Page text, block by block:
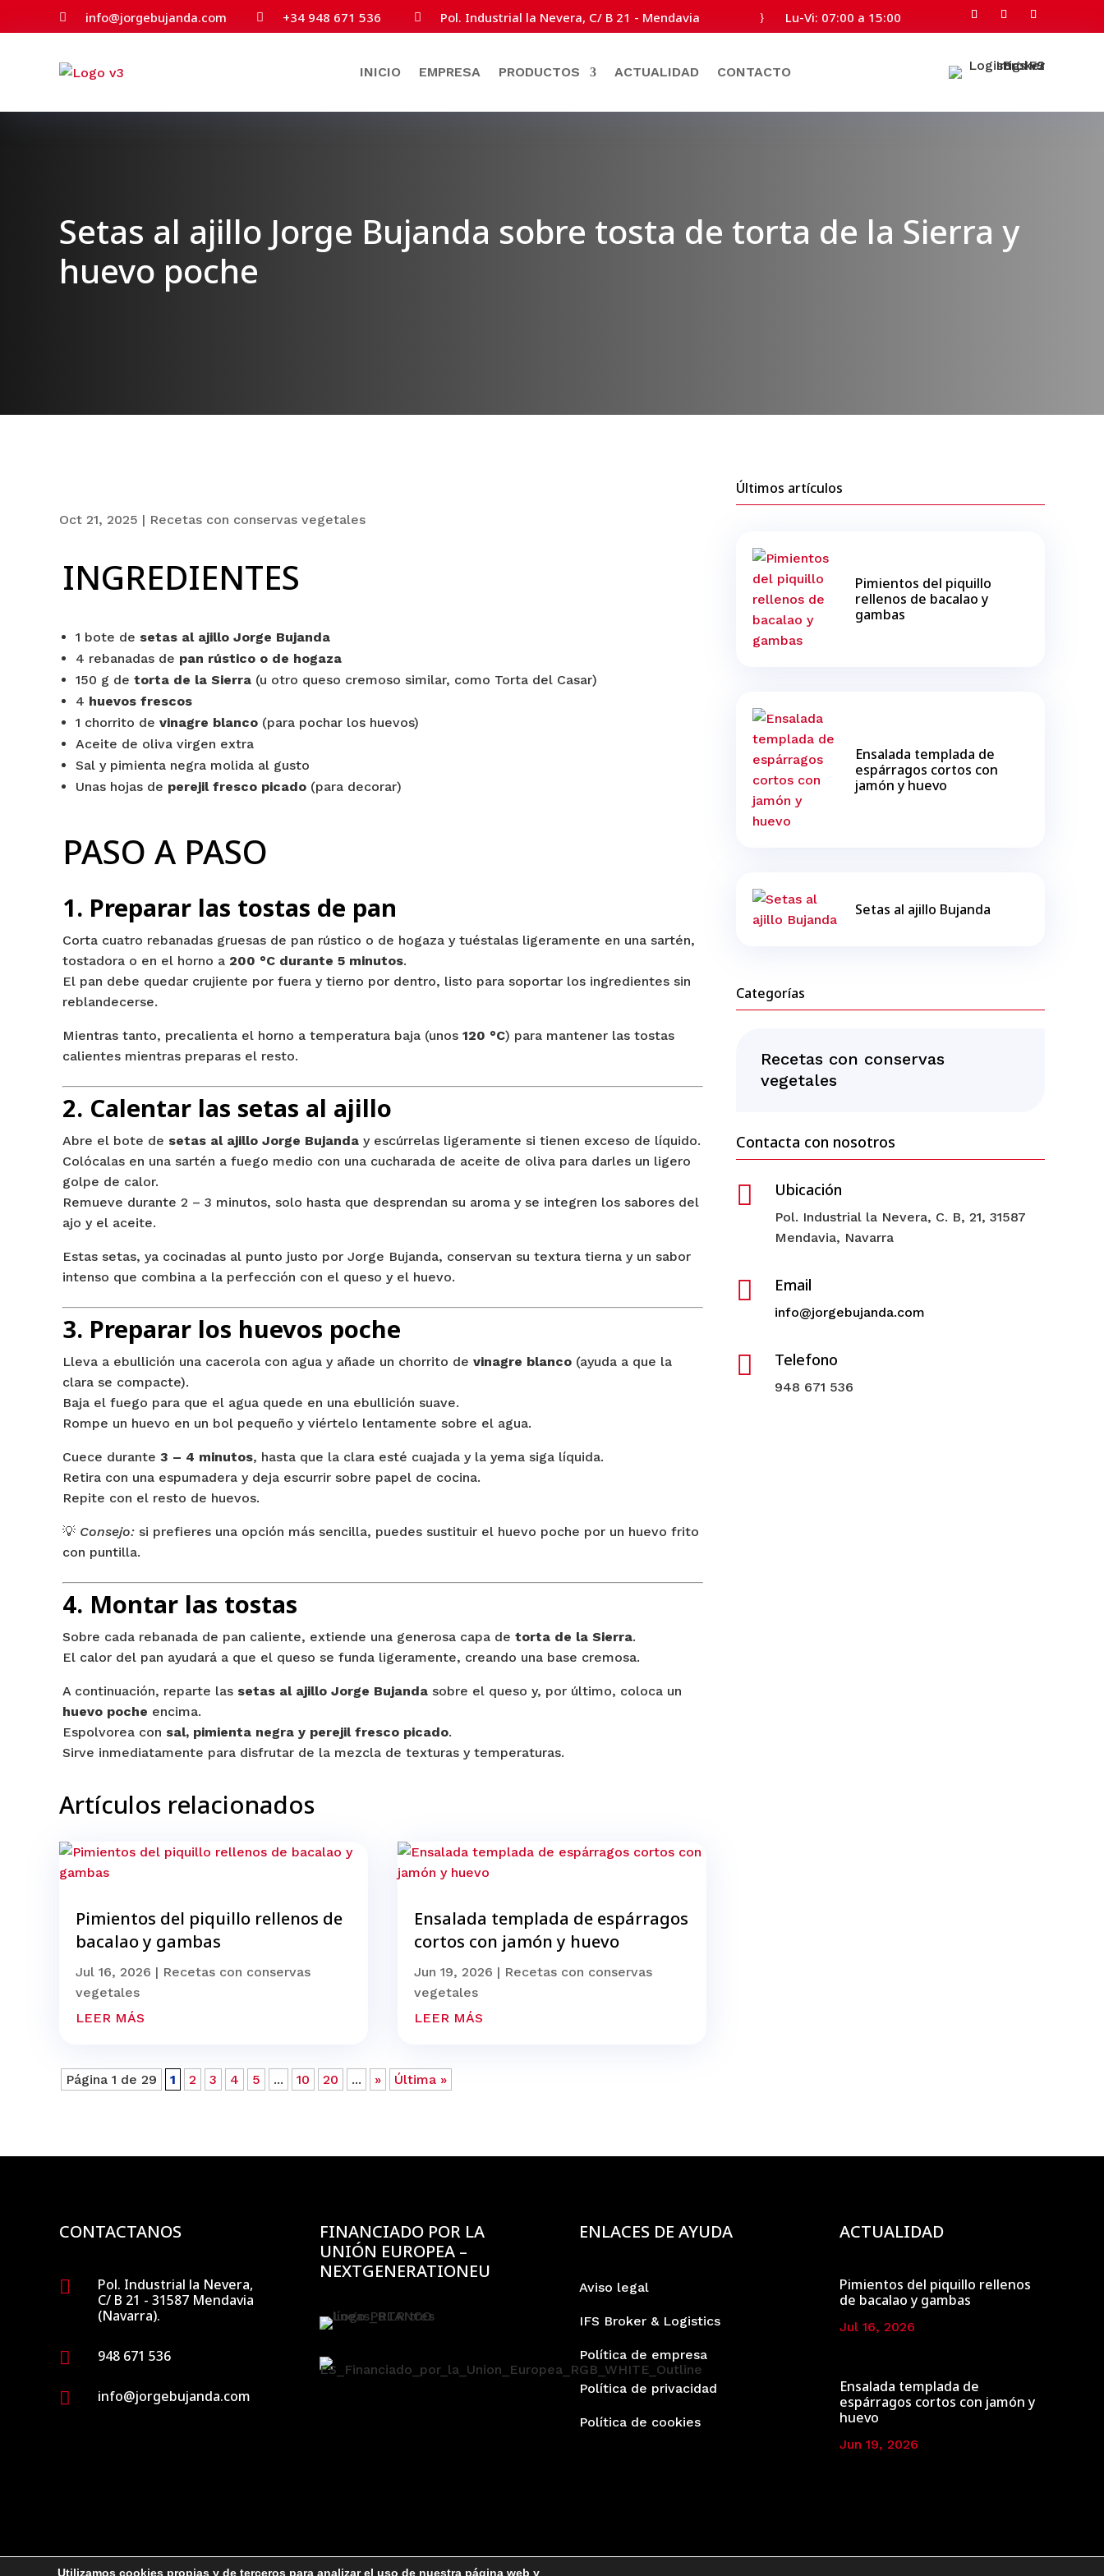
 info@jorgebujanda.com  +34 948 671 536  Pol. Industrial la Nevera, C/ B 21 - Mendavia } Lu-Vi: 07:00 a 15:00
INICIO EMPRESA PRODUCTOS ACTUALIDAD CONTACTO
Setas al ajillo Jorge Bujanda sobre tosta de torta de la Sierra y
huevo poche
Oct 21, 2025 | Recetas con conservas vegetales
INGREDIENTES
1 bote de setas al ajillo Jorge Bujanda
4 rebanadas de pan rústico o de hogaza
150 g de torta de la Sierra(u otro queso cremoso similar, como Torta del Casar)
4 huevos frescos
1 chorrito de vinagre blanco(para pochar los huevos)
Aceite de oliva virgen extra
Sal y pimienta negra molida al gusto
Unas hojas de perejil fresco picado(para decorar)
PASO A PASO
1. Preparar las tostas de pan
Corta cuatro rebanadas gruesas de pan rústico o de hogaza y tuéstalas ligeramente en una sartén,
tostadora o en el horno a 200 °C durante 5 minutos.
El pan debe quedar crujiente por fuera y tierno por dentro, listo para soportar los ingredientes sin
reblandecerse.
Mientras tanto, precalienta el horno a temperatura baja (unos 120 °C) para mantener las tostas
calientes mientras preparas el resto.
2. Calentar las setas al ajillo
Abre el bote de setas al ajillo Jorge Bujanday escúrrelas ligeramente si tienen exceso de líquido.
Colócalas en una sartén a fuego medio con una cucharada de aceite de oliva para darles un ligero
golpe de calor.
Remueve durante 2 – 3 minutos, solo hasta que desprendan su aroma y se integren los sabores del
ajo y el aceite.
Estas setas, ya cocinadas al punto justo por Jorge Bujanda, conservan su textura tierna y un sabor
intenso que combina a la perfección con el queso y el huevo.
3. Preparar los huevos poche
Lleva a ebullición una cacerola con agua y añade un chorrito de vinagre blanco(ayuda a que la
clara se compacte).
Baja el fuego para que el agua quede en una ebullición suave.
Rompe un huevo en un bol pequeño y viértelo lentamente sobre el agua.
Cuece durante 3 – 4 minutos, hasta que la clara esté cuajada y la yema siga líquida.
Retira con una espumadera y deja escurrir sobre papel de cocina.
Repite con el resto de huevos.
💡 Consejo:si prefieres una opción más sencilla, puedes sustituir el huevo poche por un huevo frito
con puntilla.
4. Montar las tostas
Sobre cada rebanada de pan caliente, extiende una generosa capa de torta de la Sierra.
El calor del pan ayudará a que el queso se funda ligeramente, creando una base cremosa.
A continuación, reparte las setas al ajillo Jorge Bujandasobre el queso y, por último, coloca un
huevo poche encima.
Espolvorea con sal, pimienta negra y perejil fresco picado.
Sirve inmediatamente para disfrutar de la mezcla de texturas y temperaturas.
Artículos relacionados
Pimientos del piquillo rellenos de
bacalao y gambas
Jul 16, 2026 | Recetas con conservas
vegetales
LEER MÁS
Ensalada templada de espárragos
cortos con jamón y huevo
Jun 19, 2026 | Recetas con conservas
vegetales
LEER MÁS
Página 1 de 29 1 2 3 4 5 ... 10 20 ... » Última »
Últimos artículos
Pimientos del piquillo
rellenos de bacalao y
gambas
Ensalada templada de
espárragos cortos con
jamón y huevo
Setas al ajillo Bujanda
Categorías
Recetas con conservas
vegetales
Contacta con nosotros
 Ubicación
Pol. Industrial la Nevera, C. B, 21, 31587
Mendavia, Navarra
 Email
info@jorgebujanda.com
 Telefono
948 671 536
CONTACTANOS

Pol. Industrial la Nevera,
C/ B 21 - 31587 Mendavia
(Navarra).
 948 671 536
 info@jorgebujanda.com
FINANCIADO POR LA
UNIÓN EUROPEA –
NEXTGENERATIONEU
ENLACES DE AYUDA
Aviso legal
IFS Broker & Logistics
Política de empresa
Política de privacidad
Política de cookies
ACTUALIDAD
Pimientos del piquillo rellenos
de bacalao y gambas
Jul 16, 2026
Ensalada templada de
espárragos cortos con jamón y
huevo
Jun 19, 2026
Utilizamos cookies propias y de terceros para analizar el uso de nuestra página web y